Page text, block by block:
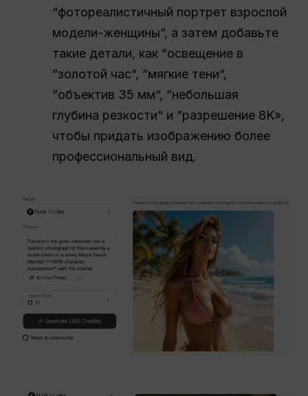
“фотореалистичный портрет взрослой
модели-женщины”, а затем добавьте
такие детали, как “освещение в
”золотой час“, ”мягкие тени“,
”объектив 35 мм“, ”небольшая
глубина резкости“ и ”разрешение 8K»,
чтобы придать изображению более
профессиональный вид.